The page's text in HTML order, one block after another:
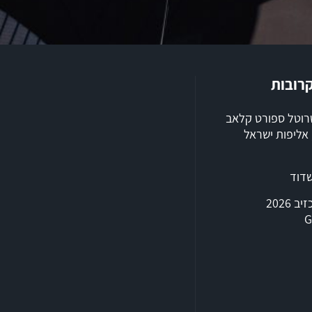
ספורט קלאב
2026, אליפות ישראל
טריאתלון אכזיב 2026